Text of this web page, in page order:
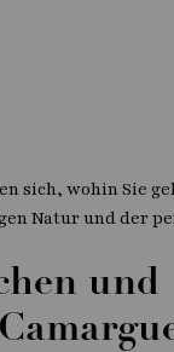
sich, wohin Sie
Natur und der
und